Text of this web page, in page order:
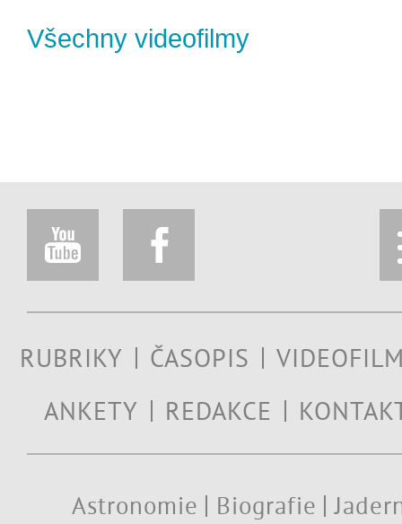
Všechny videofilmy
RUBRIKY ČASOPIS
ANKETY
REDAKCE
Astronomie Biografie